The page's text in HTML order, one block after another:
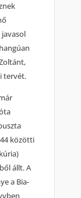
javasol
tervét.
közötti
állt. A
a Bia-